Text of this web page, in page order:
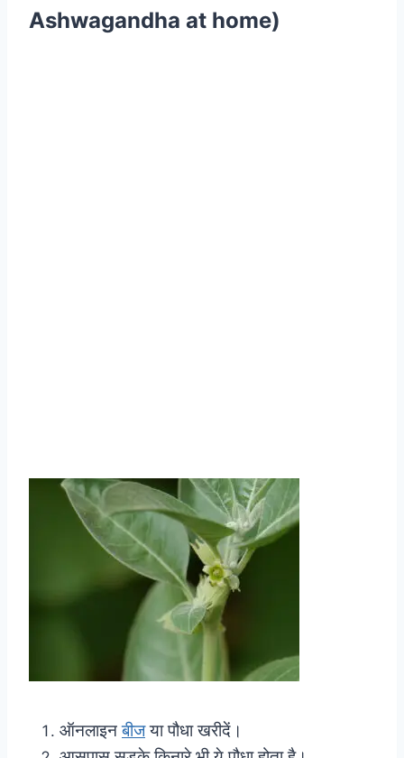
Ashwagandha at home)
ऑनलाइनबीजया पौधा खरीदें।